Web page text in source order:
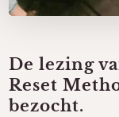
De lezing
Reset
bezocht.